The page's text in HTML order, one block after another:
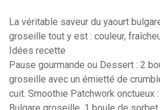
La véritable saveur du yaourt
groseille tout y est : couleur,
Idées recette
Pause gourmande ou Dessert : 2
groseille avec un émietté de
cuit. Smoothie Patchwork onctueux